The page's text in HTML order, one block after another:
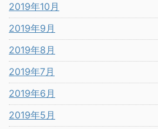
2019年10月
2019年9月
2019年8月
2019年7月
2019年6月
2019年5月